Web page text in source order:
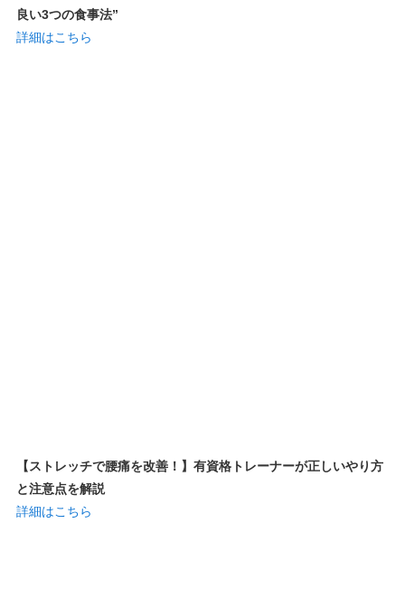
良い3つの食事法”
詳細はこちら
【ストレッチで腰痛を改善！】有資格トレーナーが正しいやり方
と注意点を解説
詳細はこちら